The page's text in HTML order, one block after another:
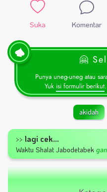
Suka Komentar
🤗
Punya uneg-uneg atau
Yuk isi formulir berikut
akidah
>> lagi cek...
Waktu Shalat Jabodetabek